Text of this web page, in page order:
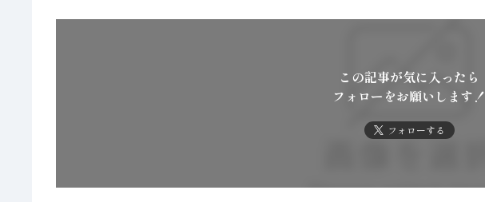
この記事が気に入ったら
フォローをお願いします！
フォローする